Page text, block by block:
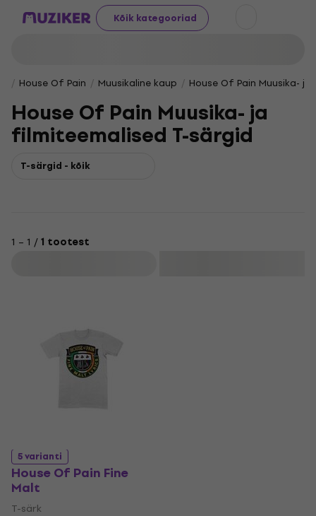
Kõik kategooriad
House Of Pain Muusikaline kaup House Of Pain Muusika-
House Of Pain Muusika- ja
filmiteemalised T-särgid
T-särgid - kõik
1 – 1 /1 tootest
5 varianti
House Of Pain Fine
Malt
T-särk